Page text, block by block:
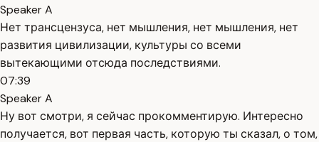
Speaker A
Нет трансцензуса, нет мышления, нет мышления, нет
развития цивилизации, культуры со всеми
вытекающими отсюда последствиями.
07:39
Speaker A
Ну вот смотри, я сейчас прокомментирую. Интересно
получается, вот первая часть, которую ты сказал, о том,